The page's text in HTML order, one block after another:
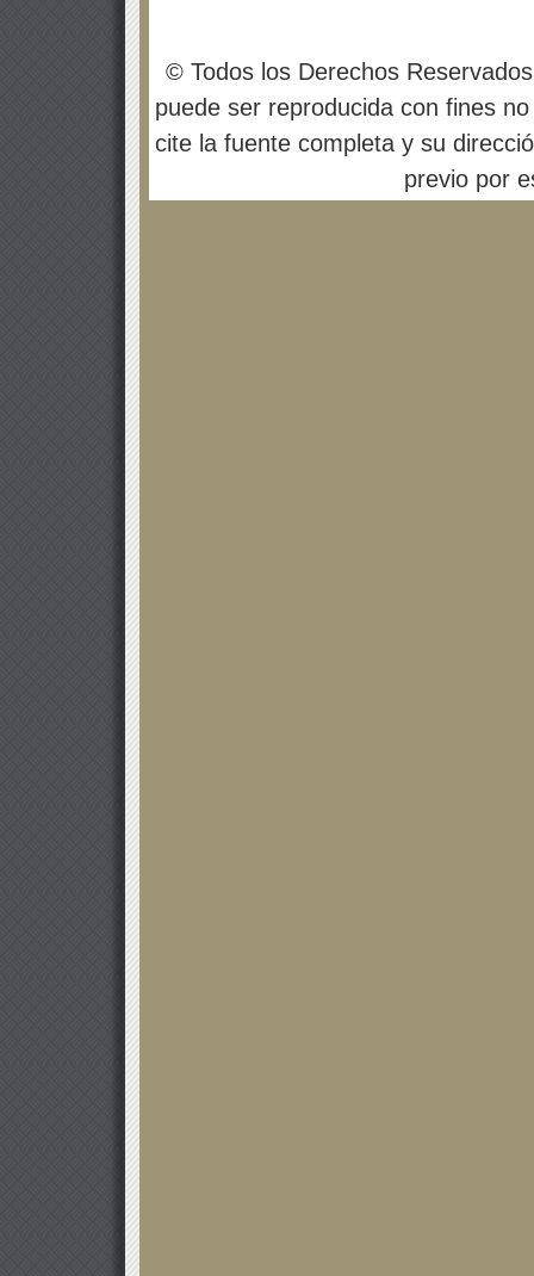
© Todos los Derechos
puede ser reproducida con fines
cite la fuente completa y su
previo por